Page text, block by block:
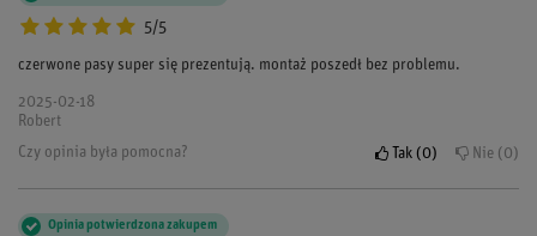
5/5
czerwone pasy super się prezentują. montaż poszedł bez problemu.
2025-02-18
Robert
Czy opinia była pomocna?
Tak 0 Nie 0
Opinia potwierdzona zakupem